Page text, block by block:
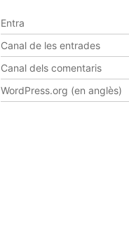
Entra
Canal de les entrades
Canal dels comentaris
WordPress.org (en anglès)